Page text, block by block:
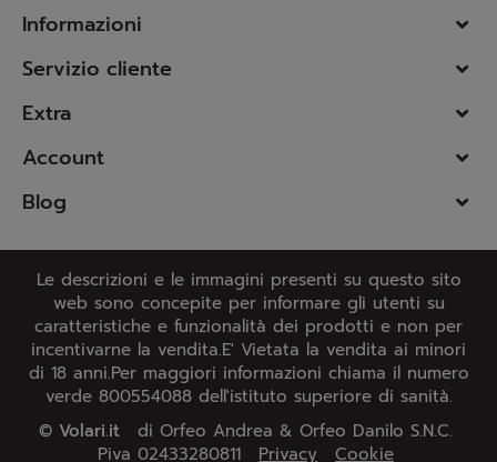
Informazioni
Servizio cliente
Extra
Account
Blog
Le descrizioni e le immagini presenti su questo sito
web sono concepite per informare gli utenti su
caratteristiche e funzionalità dei prodotti e non per
incentivarne la vendita.E' Vietata la vendita ai minori
di 18 anni.Per maggiori informazioni chiama il numero
verde 800554088 dell'istituto superiore di sanità.
© Volari.it
di Orfeo Andrea & Orfeo Danilo S.N.C.
Piva 02433280811
Privacy Cookie